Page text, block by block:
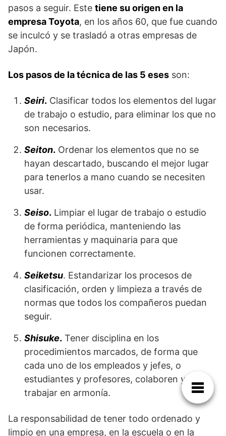
pasos a seguir. Este tiene su origen en la
empresa Toyota, en los años 60, que fue cuando
se inculcó y se trasladó a otras empresas de
Japón.
Los pasos de la técnica de las 5 eses son:
Seiri. Clasificar todos los elementos del lugar
de trabajo o estudio, para eliminar los que no
son necesarios.
Seiton. Ordenar los elementos que no se
hayan descartado, buscando el mejor lugar
para tenerlos a mano cuando se necesiten
usar.
Seiso. Limpiar el lugar de trabajo o estudio
de forma periódica, manteniendo las
herramientas y maquinaria para que
funcionen correctamente.
Seiketsu. Estandarizar los procesos de
clasificación, orden y limpieza a través de
normas que todos los compañeros puedan
seguir.
Shisuke. Tener disciplina en los
procedimientos marcados, de forma que
cada uno de los empleados y jefes, o
estudiantes y profesores, colaboren y
trabajar en armonía.
La responsabilidad de tener todo ordenado y
limpio en una empresa, en la escuela o en la